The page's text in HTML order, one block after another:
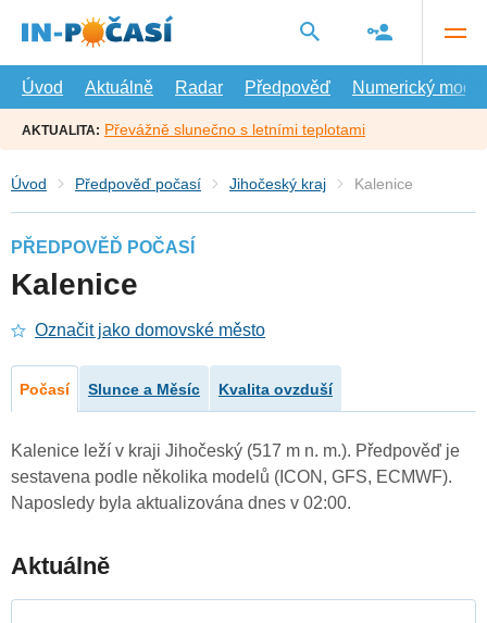
hlavní
Úvod
Aktuálně Radar Předpověď Numerický model
AKTUALITA: Převážně slunečno s letními teplotami
Úvod Předpověď počasí Jihočeský kraj Kalenice
PŘEDPOVĚĎ POČASÍ
Kalenice
Označit jako domovské město
Počasí Slunce a Měsíc Kvalita ovzduší
Kalenice leží v kraji Jihočeský (517 m n. m.). Předpověď je
sestavena podle několika modelů (ICON, GFS, ECMWF).
Naposledy byla aktualizována dnes v 02:00.
Aktuálně